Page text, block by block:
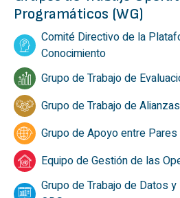
Programáticos (WG)
Comité Directivo de la
Conocimiento
Grupo de Trabajo de
Grupo de Trabajo de
Grupo de Apoyo entre Pares
Equipo de Gestión de las
Grupo de Trabajo de Datos